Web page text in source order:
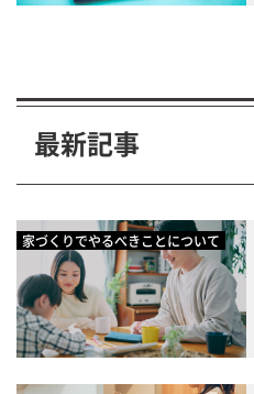
最新記事
家づくりでやるべきことについて